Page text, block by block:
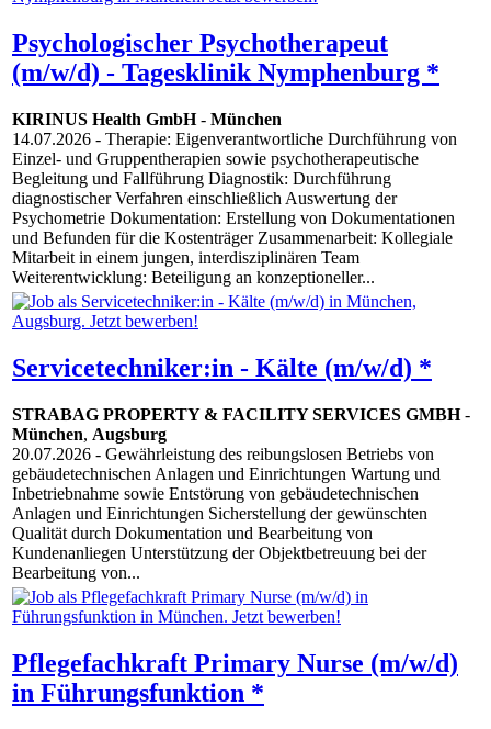
Psychologischer Psychotherapeut
(m/w/d) - Tagesklinik Nymphenburg *
KIRINUS Health GmbH- München
14.07.2026 - Therapie: Eigenverantwortliche Durchführung von
Einzel- und Gruppentherapien sowie psychotherapeutische
Begleitung und Fallführung Diagnostik: Durchführung
diagnostischer Verfahren einschließlich Auswertung der
Psychometrie Dokumentation: Erstellung von Dokumentationen
und Befunden für die Kostenträger Zusammenarbeit: Kollegiale
Mitarbeit in einem jungen, interdisziplinären Team
Weiterentwicklung: Beteiligung an konzeptioneller...
Servicetechniker:in - Kälte (m/w/d) *
STRABAG PROPERTY & FACILITY SERVICES GMBH-
München, Augsburg
20.07.2026 - Gewährleistung des reibungslosen Betriebs von
gebäudetechnischen Anlagen und Einrichtungen Wartung und
Inbetriebnahme sowie Entstörung von gebäudetechnischen
Anlagen und Einrichtungen Sicherstellung der gewünschten
Qualität durch Dokumentation und Bearbeitung von
Kundenanliegen Unterstützung der Objektbetreuung bei der
Bearbeitung von...
Pflegefachkraft Primary Nurse (m/w/d)
in Führungsfunktion *